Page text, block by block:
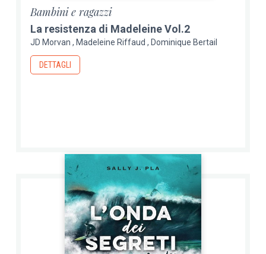
Bambini e ragazzi
La resistenza di Madeleine Vol.2
JD Morvan Madeleine Riffaud Dominique Bertail
DETTAGLI